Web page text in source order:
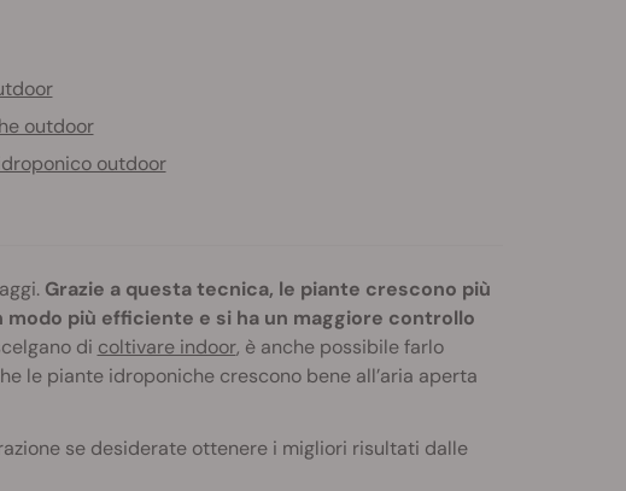
outdoor
outdoor
Grazie a questa tecnica, le piante crescono più
più efficiente e si ha un maggiore controllo
di coltivare indoor, è anche possibile farlo
le piante idroponiche crescono bene all’aria aperta
se desiderate ottenere i migliori risultati dalle